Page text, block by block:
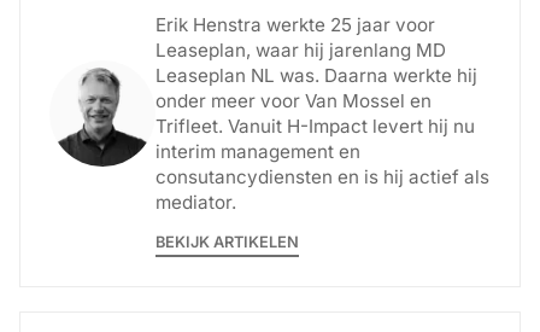
Erik Henstra werkte 25 jaar voor
Leaseplan, waar hij jarenlang MD
Leaseplan NL was. Daarna werkte hij
onder meer voor Van Mossel en
Trifleet. Vanuit H-Impact levert hij nu
interim management en
consutancydiensten en is hij actief als
mediator.
BEKIJK ARTIKELEN